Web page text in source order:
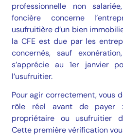
professionnelle non
foncière concerne
usufruitière d’un bien
la CFE est due par les
concernés, sauf
s’apprécie au 1er janvier
l’usufruitier.
Pour agir correctement, vous
rôle réel avant de payer
propriétaire ou usufruitier
Cette première vérification